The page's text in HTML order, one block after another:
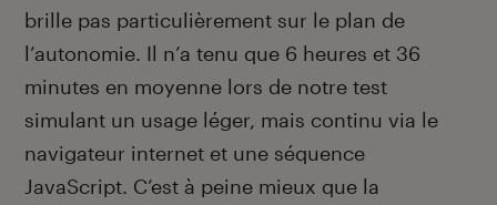
brille pas particulièrement sur le plan de
l’autonomie. Il n’a tenu que 6 heures et 36
minutes en moyenne lors de notre test
simulant un usage léger, mais continu via le
navigateur internet et une séquence
JavaScript. C’est à peine mieux que la